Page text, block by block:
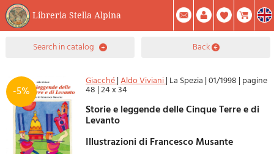
Libreria Stella Alpina
0Item(s) In Your Cart
Summary
Create Account Mod. Password
search in catalog back
-5%
Giacché|Aldo Viviani| La Spezia |01/1998 | pagine
48 |24 x 34
Storie e leggende delle Cinque Terre e di
Levanto
Illustrazioni di Francesco Musante